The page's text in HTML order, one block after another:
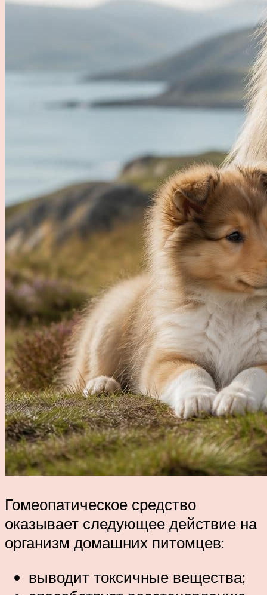
Гомеопатическое средство
оказывает следующее действие на
организм домашних питомцев:
выводит токсичные вещества;